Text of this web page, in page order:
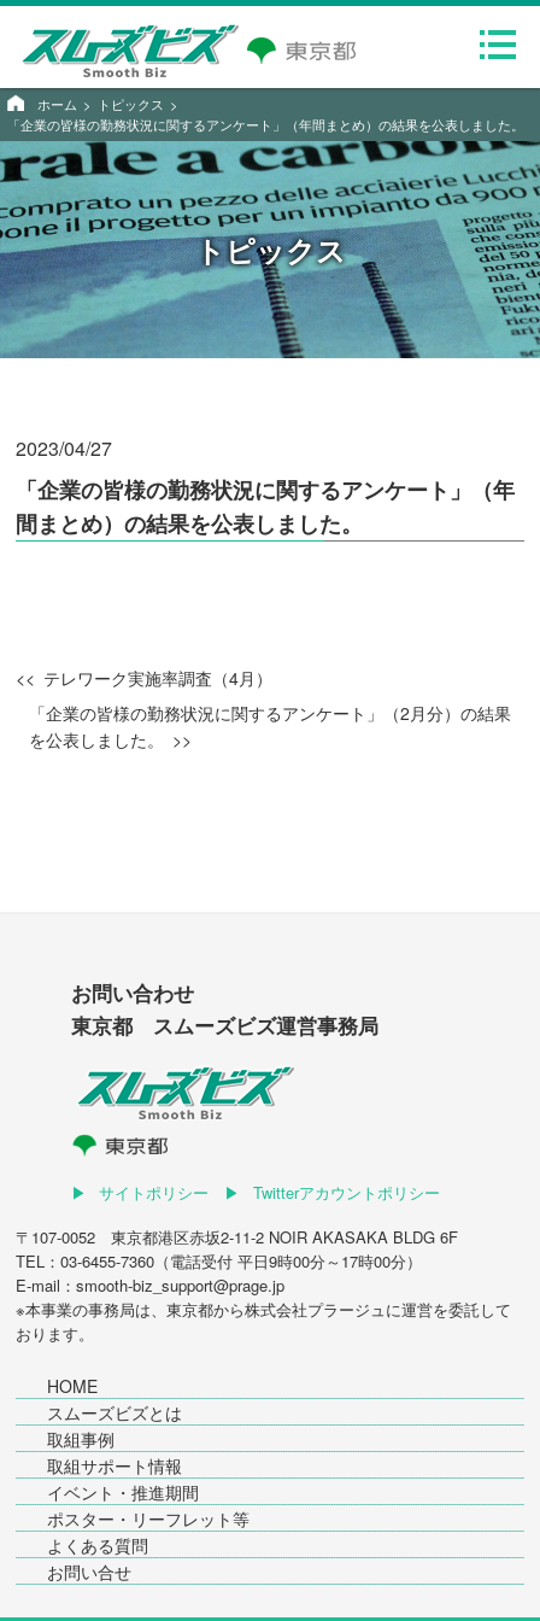
ホーム
トピックス
「企業の皆様の勤務状況に関するアンケート」（年間まとめ）の結果を公表しました。
トピックス
2023/04/27
「企業の皆様の勤務状況に関するアンケート」（年
間まとめ）の結果を公表しました。
テレワーク実施率調査（4月）
「企業の皆様の勤務状況に関するアンケート」（2月分）の結果
を公表しました。
お問い合わせ
東京都 スムーズビズ運営事務局
サイトポリシー
Twitterアカウントポリシー
〒107-0052 東京都港区赤坂2-11-2 NOIR AKASAKA BLDG 6F
TEL：03-6455-7360（電話受付 平日9時00分～17時00分）
E-mail：smooth-biz_support@prage.jp
※本事業の事務局は、東京都から株式会社プラージュに運営を委託して
おります。
HOME
スムーズビズとは
取組事例
取組サポート情報
イベント・推進期間
ポスター・リーフレット等
よくある質問
お問い合せ